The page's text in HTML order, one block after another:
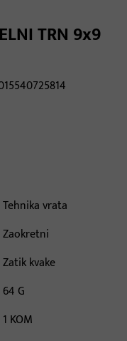
TRN 9x9
Tehnika vrata
Zaokretni
Zatik kvake
64 G
1 KOM